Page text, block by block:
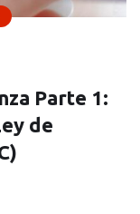
Parte 1:
de